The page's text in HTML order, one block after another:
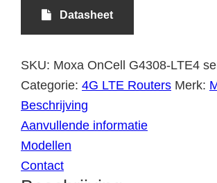
Datasheet
SKU: Moxa OnCell G4308-LTE4
Categorie: 4G LTE Routers Merk:
Beschrijving
Aanvullende informatie
Modellen
Contact